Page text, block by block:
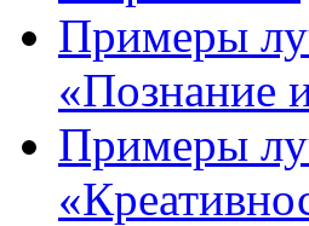
Примеры
«Познание
Примеры